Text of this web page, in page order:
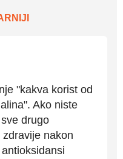
"kakva korist od
Ako niste
drugo
nakon